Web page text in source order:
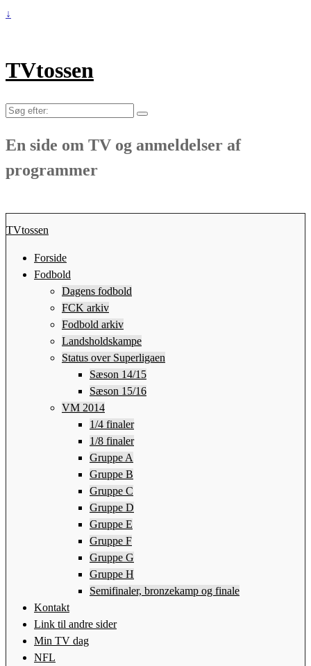
↓
TVtossen
Søg
En side om TV og anmeldelser af
programmer
TVtossen
Forside
Fodbold
Dagens fodbold
FCK arkiv
Fodbold arkiv
Landsholdskampe
Status over Superligaen
Sæson 14/15
Sæson 15/16
VM 2014
1/4 finaler
1/8 finaler
Gruppe A
Gruppe B
Gruppe C
Gruppe D
Gruppe E
Gruppe F
Gruppe G
Gruppe H
Semifinaler, bronzekamp og finale
Kontakt
Link til andre sider
Min TV dag
NFL